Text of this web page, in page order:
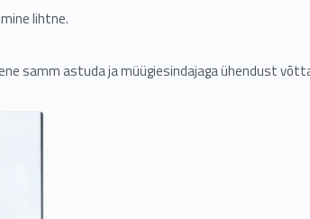
lihtne.
samm astuda ja müügiesindajaga ühendust